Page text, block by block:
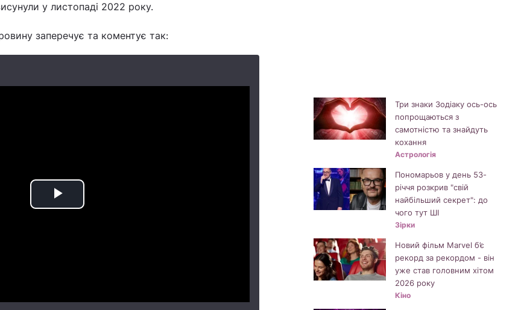
у листопаді 2022 року.
заперечує та коментує так:
Play
Три знаки Зодіаку ось-ось
попрощаються з
самотністю та знайдуть
кохання
Астрологія
Пономарьов у день 53-
річчя розкрив "свій
найбільший секрет": до
чого тут ШІ
Зірки
Новий фільм Marvel б’є
рекорд за рекордом - він
уже став головним хітом
2026 року
Кіно